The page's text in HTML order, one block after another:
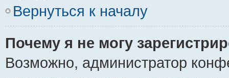
Вернуться к началу
Почему я не могу
Возможно, администратор